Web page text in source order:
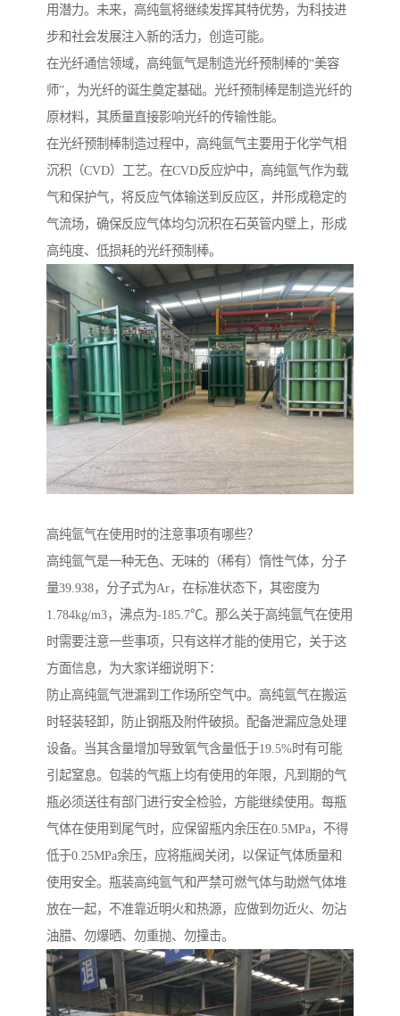
用潜力。未来，高纯氩将继续发挥其特优势，为科技进
步和社会发展注入新的活力，创造可能。
在光纤通信领域，高纯氩气是制造光纤预制棒的“美容
师”，为光纤的诞生奠定基础。光纤预制棒是制造光纤的
原材料，其质量直接影响光纤的传输性能。
在光纤预制棒制造过程中，高纯氩气主要用于化学气相
沉积（CVD）工艺。在CVD反应炉中，高纯氩气作为载
气和保护气，将反应气体输送到反应区，并形成稳定的
气流场，确保反应气体均匀沉积在石英管内壁上，形成
高纯度、低损耗的光纤预制棒。
高纯氩气在使用时的注意事项有哪些？
高纯氩气是一种无色、无味的（稀有）惰性气体，分子
量39.938，分子式为Ar，在标准状态下，其密度为
1.784kg/m3，沸点为-185.7℃。那么关于高纯氩气在使用
时需要注意一些事项，只有这样才能的使用它，关于这
方面信息，为大家详细说明下：
防止高纯氩气泄漏到工作场所空气中。高纯氩气在搬运
时轻装轻卸，防止钢瓶及附件破损。配备泄漏应急处理
设备。当其含量增加导致氧气含量低于19.5%时有可能
引起窒息。包装的气瓶上均有使用的年限，凡到期的气
瓶必须送往有部门进行安全检验，方能继续使用。每瓶
气体在使用到尾气时，应保留瓶内余压在0.5MPa，不得
低于0.25MPa余压，应将瓶阀关闭，以保证气体质量和
使用安全。瓶装高纯氩气和严禁可燃气体与助燃气体堆
放在一起，不准靠近明火和热源，应做到勿近火、勿沾
油腊、勿爆晒、勿重抛、勿撞击。